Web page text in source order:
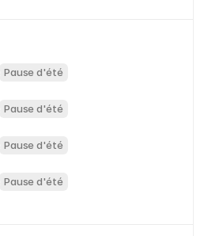
Pause d'été
Pause d'été
Pause d'été
Pause d'été